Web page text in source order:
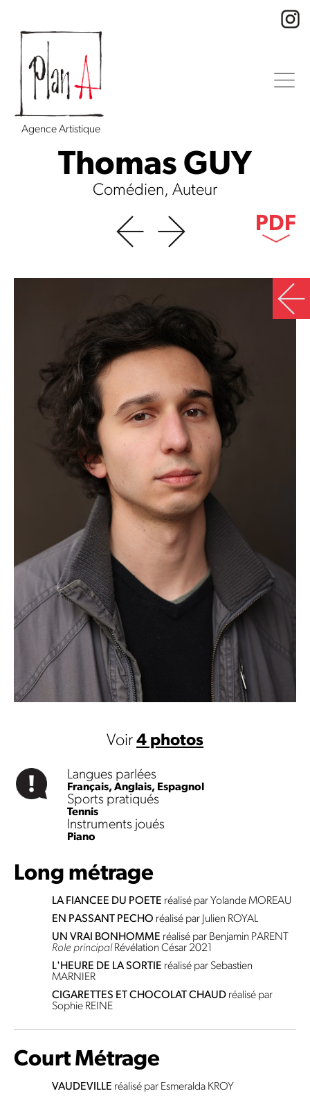
Agence Artistique
Thomas GUY
Comédien, Auteur
PDF
Voir 4 photos
Langues parlées
Français, Anglais, Espagnol
Sports pratiqués
Tennis
Instruments joués
Piano
Long métrage
LA FIANCEE DU POETE réalisé par Yolande MOREAU
EN PASSANT PECHO réalisé par Julien ROYAL
UN VRAI BONHOMME réalisé par Benjamin PARENT
Role principal Révélation César 2021
L'HEURE DE LA SORTIE réalisé par Sebastien
MARNIER
CIGARETTES ET CHOCOLAT CHAUD réalisé par
Sophie REINE
Court Métrage
VAUDEVILLE réalisé par Esmeralda KROY